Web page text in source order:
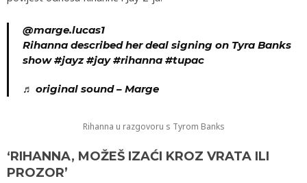
@marge.lucas1
Rihanna described her deal signing on Tyra Banks
show#jayz #jay #rihanna #tupac
♬ original sound – Marge
Rihanna u razgovoru s Tyrom Banks
‘RIHANNA, MOŽEŠ IZAĆI KROZ VRATA ILI
PROZOR’